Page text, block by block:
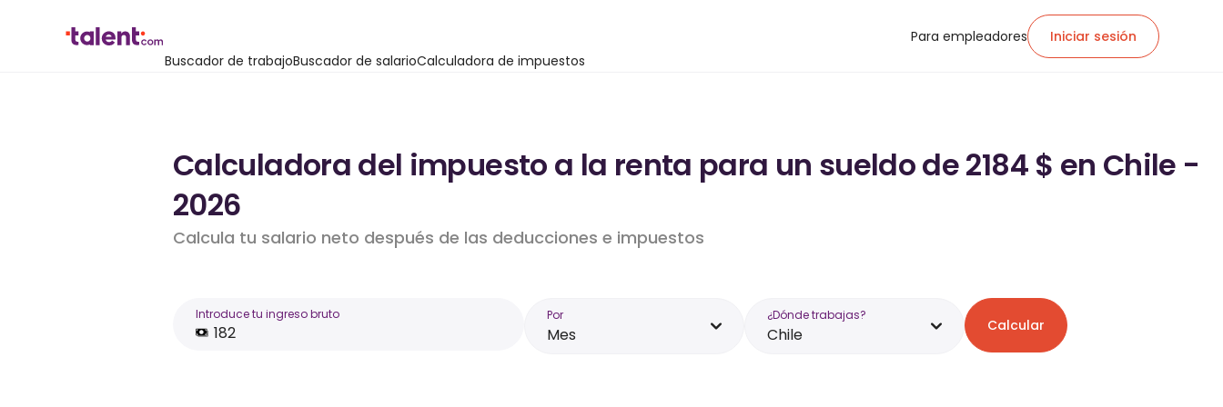
Buscador de trabajoBuscador de salarioCalculadora de impuestos
Para empleadores Iniciar sesión
Calculadora del impuesto a la renta para un sueldo de 2184 $ en Chile -
2026
Calcula tu salario neto después de las deducciones e impuestos
Introduce tu ingreso bruto Por
Mes
¿Dónde trabajas?
Chile Calcular